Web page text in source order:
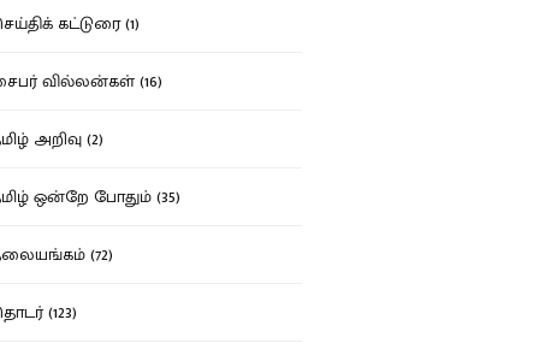
கட்டுரை (1)
வில்லன்கள் (16)
அறிவு (2)
ஒன்றே போதும் (35)
(72)
(123)